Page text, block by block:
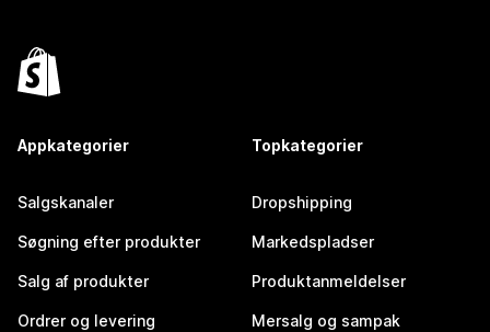
Appkategorier
Salgskanaler
Søgning efter produkter
Salg af produkter
Ordrer og levering
Topkategorier
Dropshipping
Markedspladser
Produktanmeldelser
Mersalg og sampak